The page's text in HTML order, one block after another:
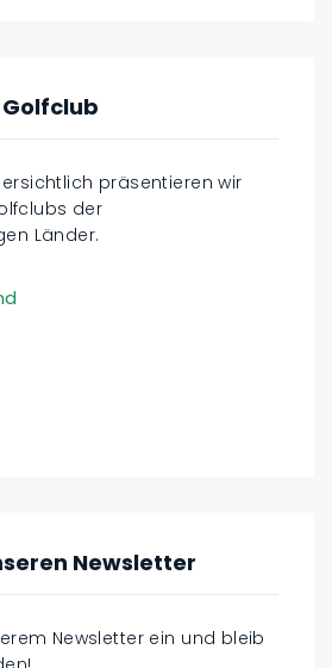
präsentieren wir
der
Länder.
Newsletter
Newsletter ein und bleib